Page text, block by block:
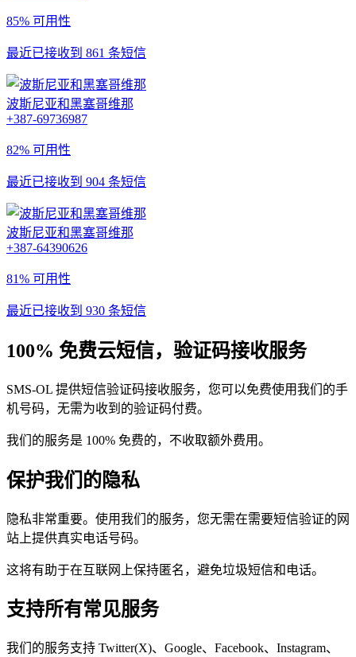
85% 可用性
最近已接收到 861 条短信
波斯尼亚和黑塞哥维那
+387-69736987
82% 可用性
最近已接收到 904 条短信
波斯尼亚和黑塞哥维那
+387-64390626
81% 可用性
最近已接收到 930 条短信
100% 免费云短信，验证码接收服务
SMS-OL 提供短信验证码接收服务，您可以免费使用我们的手
机号码，无需为收到的验证码付费。
我们的服务是 100% 免费的，不收取额外费用。
保护我们的隐私
隐私非常重要。使用我们的服务，您无需在需要短信验证的网
站上提供真实电话号码。
这将有助于在互联网上保持匿名，避免垃圾短信和电话。
支持所有常见服务
我们的服务支持 Twitter(X)、Google、Facebook、Instagram、